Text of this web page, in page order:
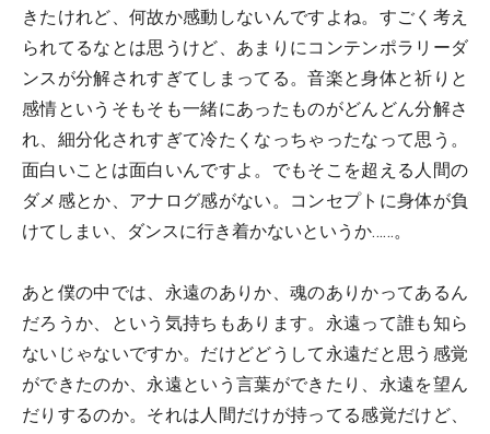
きたけれど、何故か感動しないんですよね。すごく考え
られてるなとは思うけど、あまりにコンテンポラリーダ
ンスが分解されすぎてしまってる。音楽と身体と祈りと
感情というそもそも一緒にあったものがどんどん分解さ
れ、細分化されすぎて冷たくなっちゃったなって思う。
面白いことは面白いんですよ。でもそこを超える人間の
ダメ感とか、アナログ感がない。コンセプトに身体が負
けてしまい、ダンスに行き着かないというか……。
あと僕の中では、永遠のありか、魂のありかってあるん
だろうか、という気持ちもあります。永遠って誰も知ら
ないじゃないですか。だけどどうして永遠だと思う感覚
ができたのか、永遠という言葉ができたり、永遠を望ん
だりするのか。それは人間だけが持ってる感覚だけど、